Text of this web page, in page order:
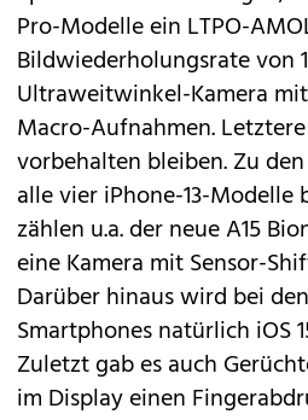
Pro-Modelle ein LTPO-
Bildwiederholungsrate von
Ultraweitwinkel-Kamera
Macro-Aufnahmen.
vorbehalten bleiben. Zu
alle vier iPhone-13-Modelle
zählen u.a. der neue A15
eine Kamera mit Sensor-
Darüber hinaus wird bei
Smartphones natürlich iOS
Zuletzt gab es auch
im Display einen